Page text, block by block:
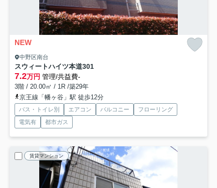
NEW
中野区南台
スウィートハイツ本道301
7.2万円 管理/共益費-
3階 / 20.00㎡ / 1R /築29年
京王線「幡ヶ谷」駅 徒歩12分
バス・トイレ別 エアコン バルコニー
フローリング
電気有
都市ガス
賃貸マンション